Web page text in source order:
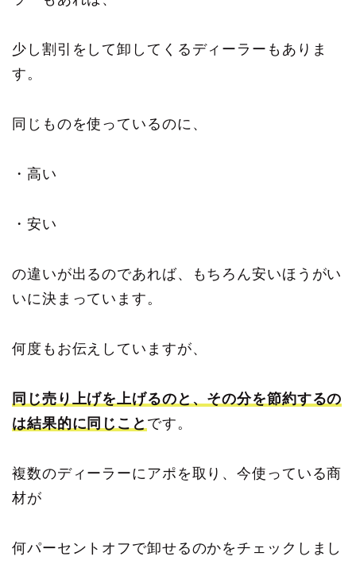
少し割引をして卸してくるディーラーもありま
す。
同じものを使っているのに、
・高い
・安い
の違いが出るのであれば、もちろん安いほうがい
いに決まっています。
何度もお伝えしていますが、
同じ売り上げを上げるのと、その分を節約するの
は結果的に同じこと です。
複数のディーラーにアポを取り、今使っている商
材が
何パーセントオフで卸せるのかをチェックしまし